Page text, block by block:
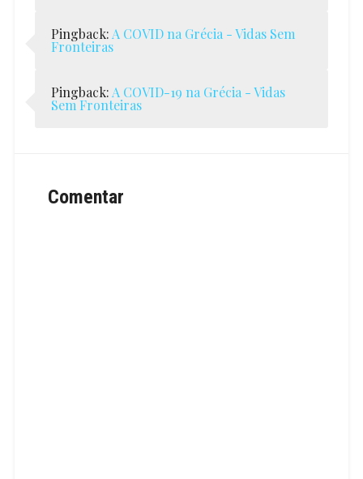
Pingback: A COVID na Grécia - Vidas Sem
Fronteiras
Pingback: A COVID-19 na Grécia - Vidas
Sem Fronteiras
Comentar